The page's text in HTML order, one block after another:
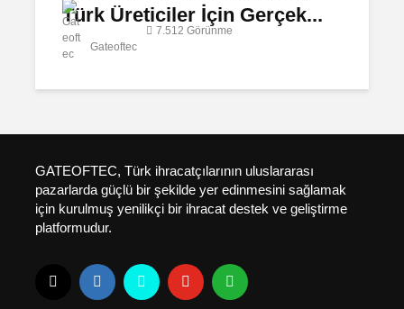
Türk Üreticiler İçin Gerçek...
Gateoftec
7.512 Görünme
GATEOFTEC, Türk ihracatçılarının uluslararası
pazarlarda güçlü bir şekilde yer edinmesini sağlamak
için kurulmuş yenilikçi bir ihracat destek ve geliştirme
platformudur.